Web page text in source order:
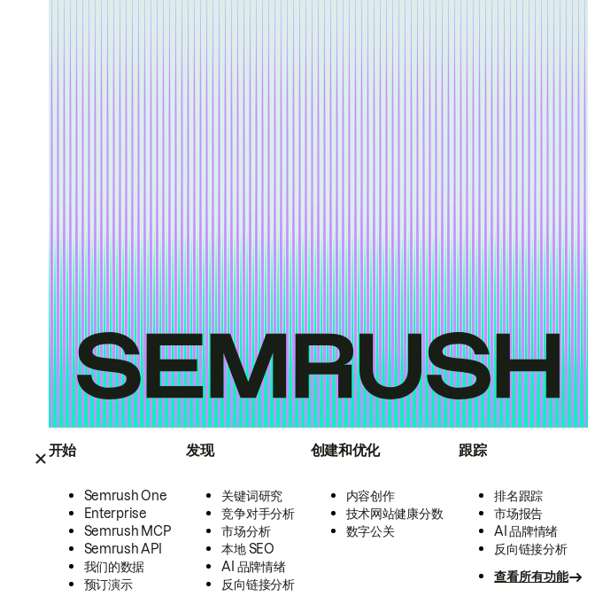
开始
Semrush One
Enterprise
Semrush MCP
Semrush API
我们的数据
预订演示
发现
关键词研究
竞争对手分析
市场分析
本地 SEO
AI 品牌情绪
反向链接分析
创建和优化
内容创作
技术网站健康分数
数字公关
跟踪
排名跟踪
市场报告
AI 品牌情绪
反向链接分析
查看所有功能